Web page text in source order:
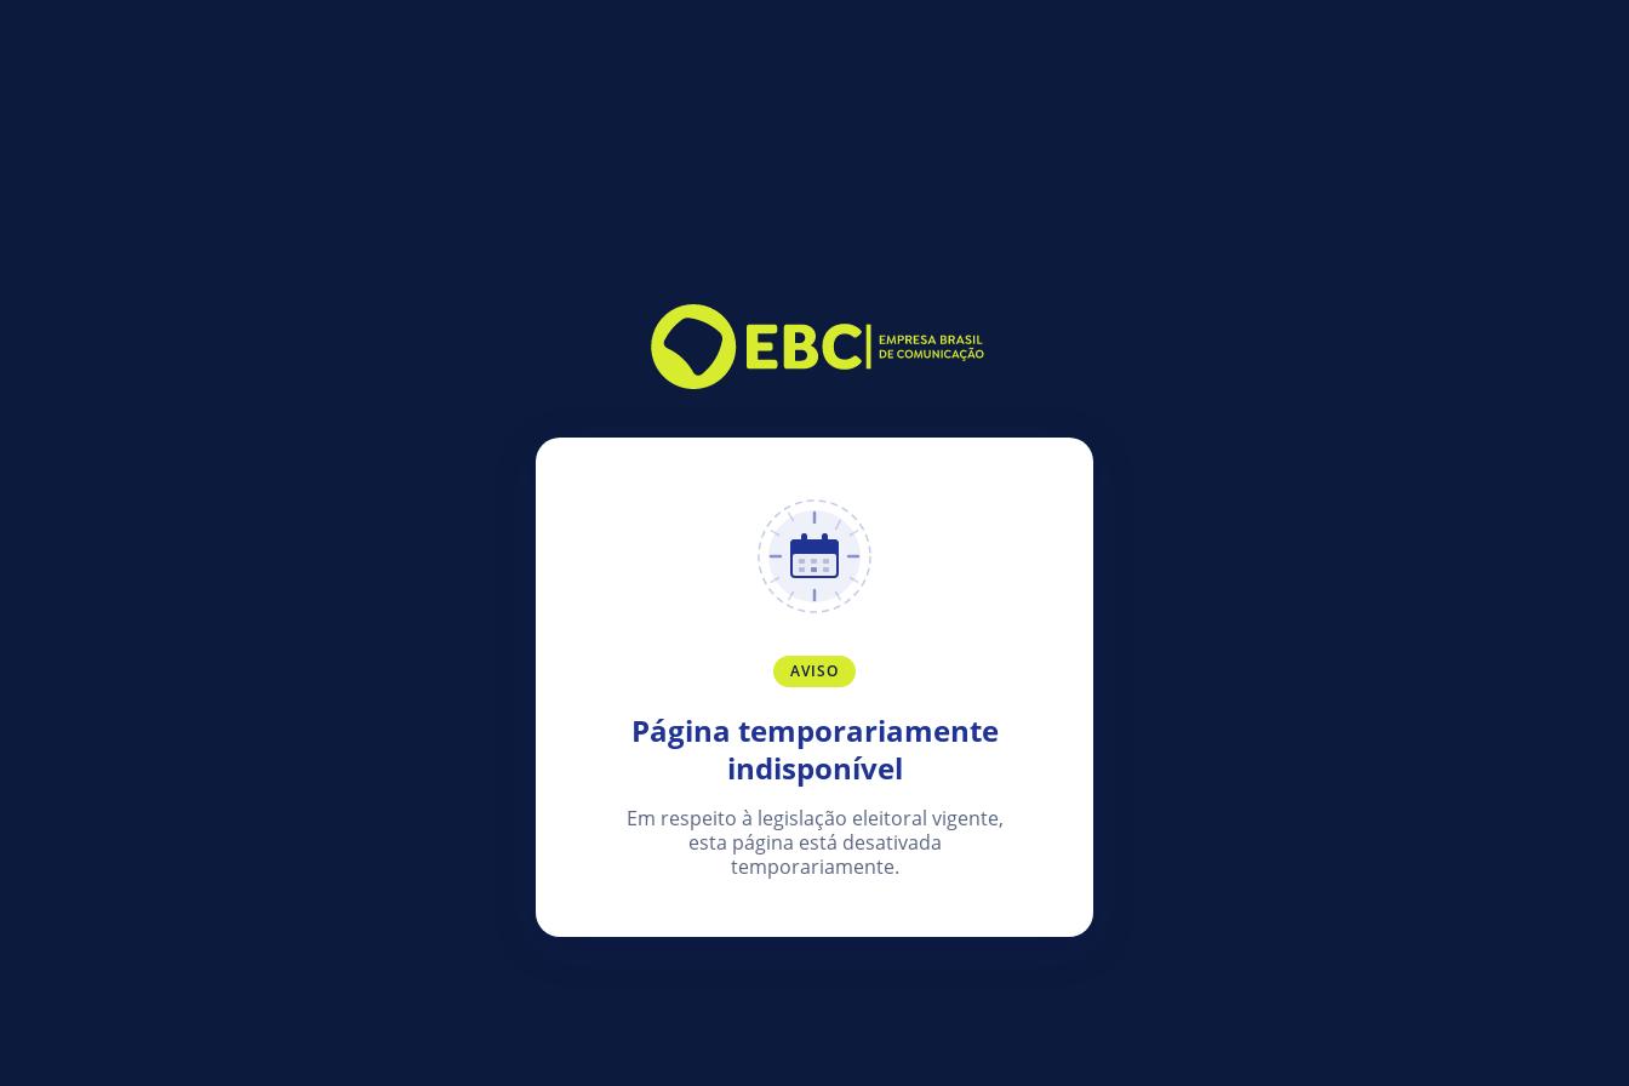
AVISO
Página temporariamente
indisponível
Em respeito à legislação eleitoral vigente,
esta página está desativada
temporariamente.